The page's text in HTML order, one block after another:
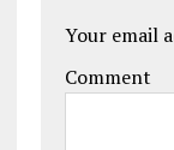
Your email
Comment